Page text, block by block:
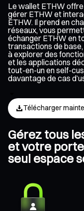
Le wallet ETHW
gérer ETHW et
ETHW. Il prend en
réseaux, vous
échanger ETHW en
transactions de
à explorer des
et les applications
tout-en-un en self-
davantage de cas
Télécharger
Gérez tous
et votre
seul espace